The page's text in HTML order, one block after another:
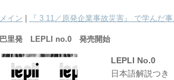
メイン 『 3.11／原発企業事故災害』 で学んだ
巴里発 LEPLI no.0 発売開始
LEPLI No.0
日本語解説つき